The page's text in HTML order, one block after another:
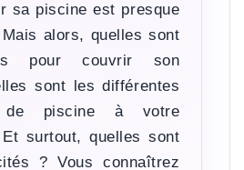
sa piscine est presque
alors, quelles sont
pour couvrir son
sont les différentes
de piscine à votre
surtout, quelles sont
? Vous connaîtrez